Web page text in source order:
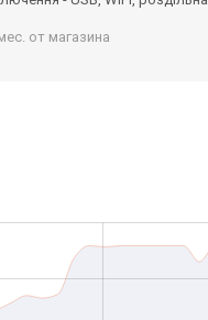
от магазина